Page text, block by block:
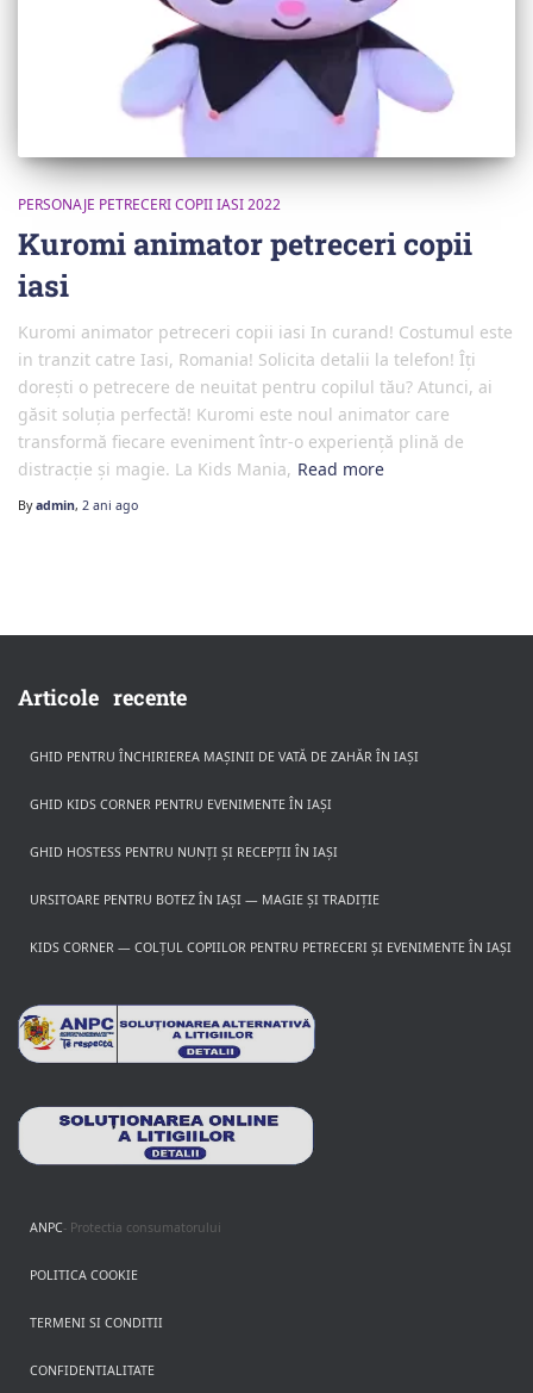
PERSONAJE PETRECERI COPII IASI 2022
Kuromi animator petreceri copii
iasi
Kuromi animator petreceri copii iasi In curand! Costumul este
in tranzit catre Iasi, Romania! Solicita detalii la telefon! Îți
dorești o petrecere de neuitat pentru copilul tău? Atunci, ai
găsit soluția perfectă! Kuromi este noul animator care
transformă fiecare eveniment într-o experiență plină de
distracție și magie. La Kids Mania, Read more
Byadmin, 2 ani ago
Articole recente
GHID PENTRU ÎNCHIRIEREA MAȘINII DE VATĂ DE ZAHĂR ÎN IAȘI
GHID KIDS CORNER PENTRU EVENIMENTE ÎN IAȘI
GHID HOSTESS PENTRU NUNȚI ȘI RECEPȚII ÎN IAȘI
URSITOARE PENTRU BOTEZ ÎN IAȘI — MAGIE ȘI TRADIȚIE
KIDS CORNER — COLȚUL COPIILOR PENTRU PETRECERI ȘI EVENIMENTE ÎN IAȘI
ANPC- Protectia consumatorului
POLITICA COOKIE
TERMENI SI CONDITII
CONFIDENTIALITATE